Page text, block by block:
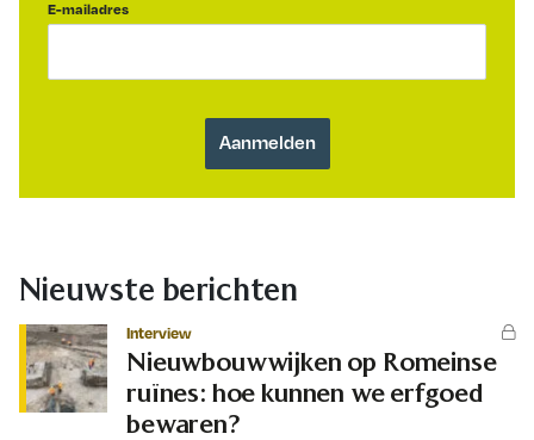
E-mailadres
Nieuwste berichten
Interview
Nieuwbouwwijken op Romeinse
ruïnes: hoe kunnen we erfgoed
bewaren?